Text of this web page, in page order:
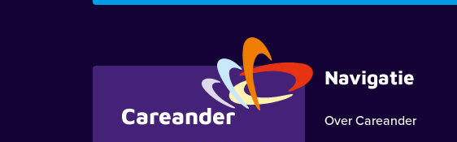
Careander
Navigatie
Over Careander